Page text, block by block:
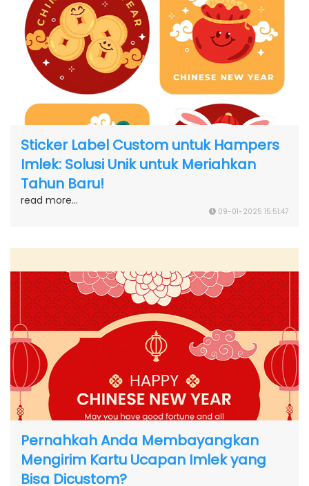
Sticker Label Custom untuk Hampers
Imlek: Solusi Unik untuk Meriahkan
Tahun Baru!
read more...
09-01-2025 15:51:47
Pernahkah Anda Membayangkan
Mengirim Kartu Ucapan Imlek yang
Bisa Dicustom?